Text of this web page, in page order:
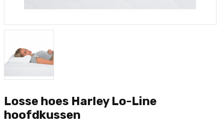
Losse hoes Harley Lo-Line
hoofdkussen